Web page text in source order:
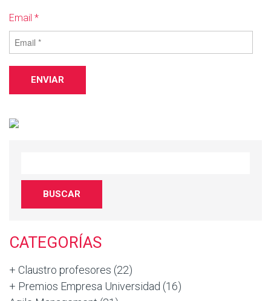
Email *
CATEGORÍAS
+ Claustro profesores (22)
+ Premios Empresa Universidad (16)